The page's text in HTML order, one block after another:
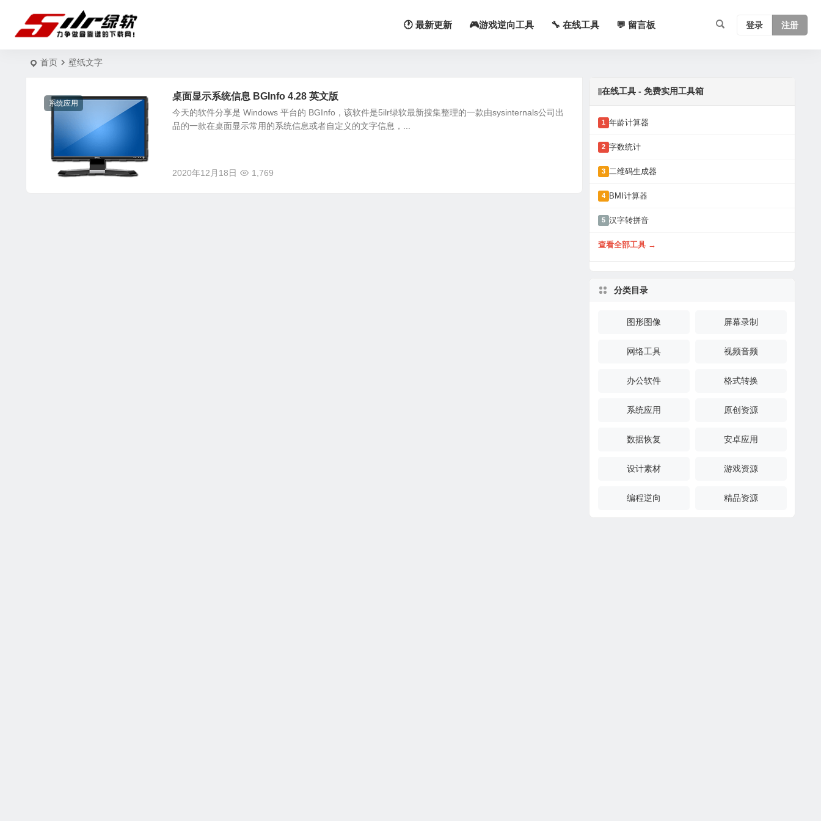
🕐 最新更新 🎮游戏逆向工具 🔧 在线工具 💬 留言板 登录 注册
首页 壁纸文字
系统应用
桌面显示系统信息 BGInfo 4.28 英文版
今天的软件分享是 Windows 平台的 BGInfo，该软件是5ilr绿软最新搜集整理的一款由sysinternals公司出
品的一款在桌面显示常用的系统信息或者自定义的文字信息，...
2020年12月18日 1,769
在线工具 - 免费实用工具箱
1 年龄计算器
2 字数统计
3 二维码生成器
4 BMI计算器
5 汉字转拼音
查看全部工具 →
分类目录
图形图像 屏幕录制
网络工具 视频音频
办公软件 格式转换
系统应用 原创资源
数据恢复 安卓应用
设计素材 游戏资源
编程逆向 精品资源